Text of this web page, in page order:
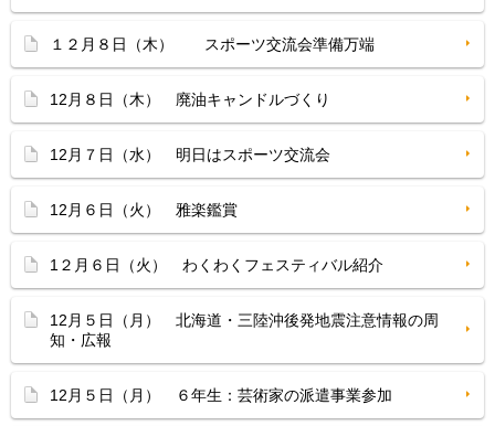
１２月８日（木） スポーツ交流会準備万端
12月８日（木） 廃油キャンドルづくり
12月７日（水） 明日はスポーツ交流会
12月６日（火） 雅楽鑑賞
1２月６日（火） わくわくフェスティバル紹介
12月５日（月） 北海道・三陸沖後発地震注意情報の周
知・広報
12月５日（月） ６年生：芸術家の派遣事業参加